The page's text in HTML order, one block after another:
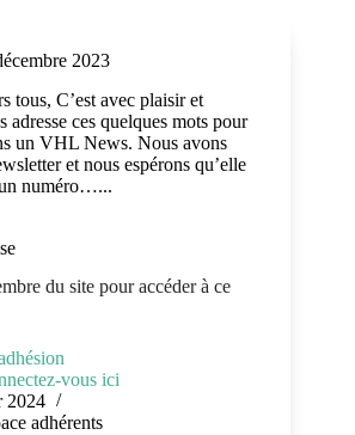
2023
tous, C’est avec plaisir et
adresse ces quelques mots pour
un VHL News. Nous avons
et nous espérons qu’elle
numéro…...
du site pour accéder à ce
vous ici
2024
adhérents